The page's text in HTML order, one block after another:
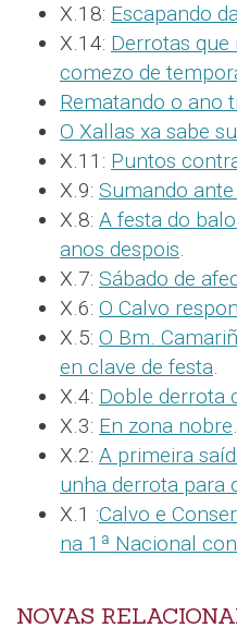
X.18: Escapando
X.14: Derrotas
comezo de
Rematando o ano
O Xallas xa sabe
X.11: Puntos
X.9: Sumando
X.8: A festa do
anos despois.
X.7: Sábado de
X.6: O Calvo
X.5: O Bm.
en clave de festa.
X.4: Doble derrota
X.3: En zona nobre.
X.2: A primeira
unha derrota para
X.1 :Calvo e
na 1ª Nacional
NOVAS